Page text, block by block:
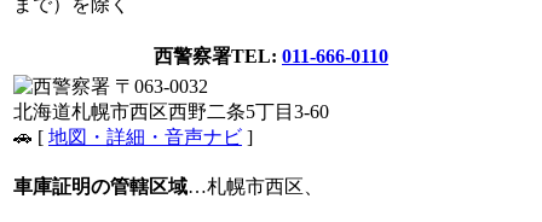
まで）を除く
西警察署TEL: 011-666-0110
〒063-0032
北海道札幌市西区西野二条5丁目3-60
🚗 [ 地図・詳細・音声ナビ ]
車庫証明の管轄区域…札幌市西区、